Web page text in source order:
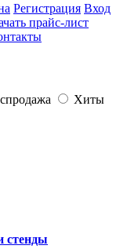
Регистрация Вход
прайс-лист
Хиты
стенды